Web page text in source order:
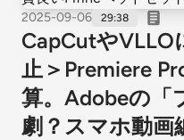
2025-09-06 29:38
CapCutやVLLO
止＞Premiere
算。Adobeの「
劇？スマホ動画